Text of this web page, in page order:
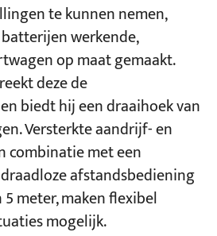
te kunnen nemen,
werkende,
op maat gemaakt.
deze de
biedt hij een draaihoek van
Versterkte aandrijf- en
combinatie met een
afstandsbediening
meter, maken flexibel
mogelijk.